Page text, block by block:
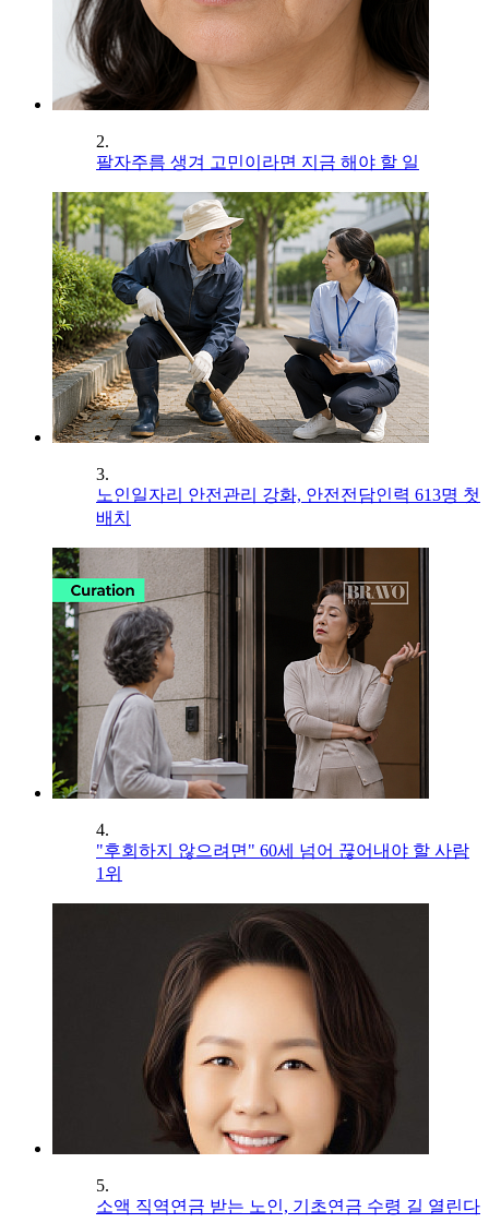
2.
팔자주름 생겨 고민이라면 지금 해야 할 일
3.
노인일자리 안전관리 강화, 안전전담인력 613명 첫
배치
4.
"후회하지 않으려면" 60세 넘어 끊어내야 할 사람
1위
5.
소액 직역연금 받는 노인, 기초연금 수령 길 열린다